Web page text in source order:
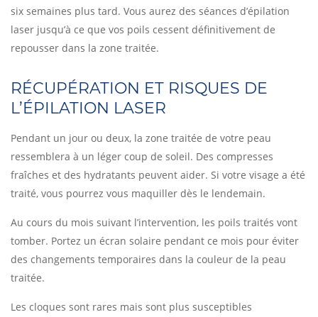
six semaines plus tard. Vous aurez des séances d’épilation
laser jusqu’à ce que vos poils cessent définitivement de
repousser dans la zone traitée.
RÉCUPÉRATION ET RISQUES DE
L’ÉPILATION LASER
Pendant un jour ou deux, la zone traitée de votre peau
ressemblera à un léger coup de soleil. Des compresses
fraîches et des hydratants peuvent aider. Si votre visage a été
traité, vous pourrez vous maquiller dès le lendemain.
Au cours du mois suivant l’intervention, les poils traités vont
tomber. Portez un écran solaire pendant ce mois pour éviter
des changements temporaires dans la couleur de la peau
traitée.
Les cloques sont rares mais sont plus susceptibles